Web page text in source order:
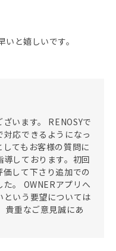
と嬉しいです。
います。 RENOSYで
応できるようになっ
てもお客様の質問に
しております。初回
して下さり追加での
。 OWNERアプリへ
いう要望については
貴重なご意見誠にあ